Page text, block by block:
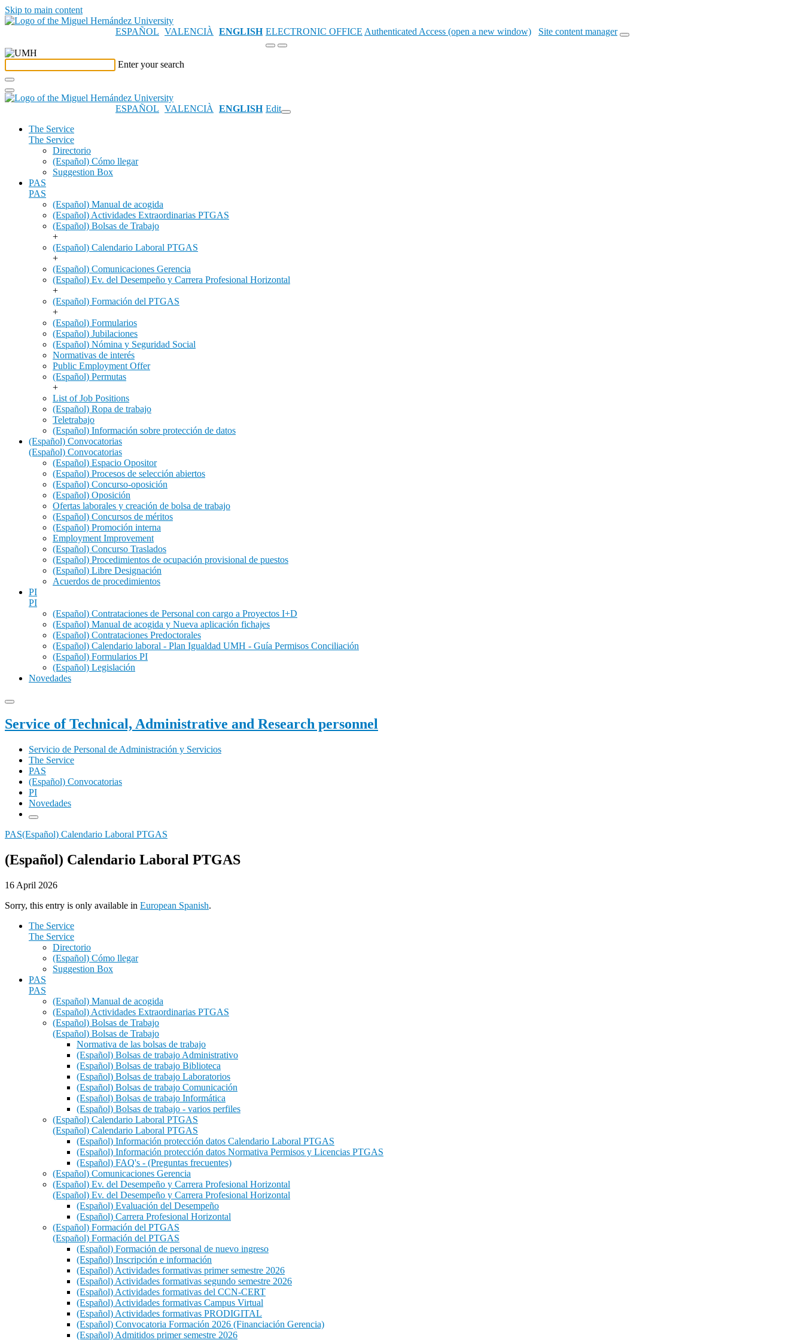
Skip to main content
ESPAÑOL VALENCIÀ ENGLISH ELECTRONIC OFFICE Authenticated Access (open a new window) Site content manager
Enter your search
ESPAÑOL VALENCIÀ ENGLISH Edit
The Service
The Service
Directorio
(Español) Cómo llegar
Suggestion Box
PAS
PAS
(Español) Manual de acogida
(Español) Actividades Extraordinarias PTGAS
(Español) Bolsas de Trabajo
+
(Español) Calendario Laboral PTGAS
+
(Español) Comunicaciones Gerencia
(Español) Ev. del Desempeño y Carrera Profesional Horizontal
+
(Español) Formación del PTGAS
+
(Español) Formularios
(Español) Jubilaciones
(Español) Nómina y Seguridad Social
Normativas de interés
Public Employment Offer
(Español) Permutas
+
List of Job Positions
(Español) Ropa de trabajo
Teletrabajo
(Español) Información sobre protección de datos
(Español) Convocatorias
(Español) Convocatorias
(Español) Espacio Opositor
(Español) Procesos de selección abiertos
(Español) Concurso-oposición
(Español) Oposición
Ofertas laborales y creación de bolsa de trabajo
(Español) Concursos de méritos
(Español) Promoción interna
Employment Improvement
(Español) Concurso Traslados
(Español) Procedimientos de ocupación provisional de puestos
(Español) Libre Designación
Acuerdos de procedimientos
PI
PI
(Español) Contrataciones de Personal con cargo a Proyectos I+D
(Español) Manual de acogida y Nueva aplicación fichajes
(Español) Contrataciones Predoctorales
(Español) Calendario laboral - Plan Igualdad UMH - Guía Permisos Conciliación
(Español) Formularios PI
(Español) Legislación
Novedades
Service of Technical, Administrative and Research personnel
Servicio de Personal de Administración y Servicios
The Service
PAS
(Español) Convocatorias
PI
Novedades
PAS(Español) Calendario Laboral PTGAS
(Español) Calendario Laboral PTGAS
16 April 2026
Sorry, this entry is only available in European Spanish.
The Service
The Service
Directorio
(Español) Cómo llegar
Suggestion Box
PAS
PAS
(Español) Manual de acogida
(Español) Actividades Extraordinarias PTGAS
(Español) Bolsas de Trabajo
(Español) Bolsas de Trabajo
Normativa de las bolsas de trabajo
(Español) Bolsas de trabajo Administrativo
(Español) Bolsas de trabajo Biblioteca
(Español) Bolsas de trabajo Laboratorios
(Español) Bolsas de trabajo Comunicación
(Español) Bolsas de trabajo Informática
(Español) Bolsas de trabajo - varios perfiles
(Español) Calendario Laboral PTGAS
(Español) Calendario Laboral PTGAS
(Español) Información protección datos Calendario Laboral PTGAS
(Español) Información protección datos Normativa Permisos y Licencias PTGAS
(Español) FAQ's - (Preguntas frecuentes)
(Español) Comunicaciones Gerencia
(Español) Ev. del Desempeño y Carrera Profesional Horizontal
(Español) Ev. del Desempeño y Carrera Profesional Horizontal
(Español) Evaluación del Desempeño
(Español) Carrera Profesional Horizontal
(Español) Formación del PTGAS
(Español) Formación del PTGAS
(Español) Formación de personal de nuevo ingreso
(Español) Inscripción e información
(Español) Actividades formativas primer semestre 2026
(Español) Actividades formativas segundo semestre 2026
(Español) Actividades formativas del CCN-CERT
(Español) Actividades formativas Campus Virtual
(Español) Actividades formativas PRODIGITAL
(Español) Convocatoria Formación 2026 (Financiación Gerencia)
(Español) Admitidos primer semestre 2026